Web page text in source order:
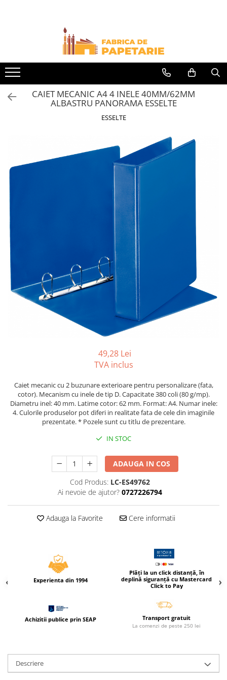
Toate Produsele
Hartie si articole din hartie
Hartie pentru copiator si cartoane
Hartie color pentru copiator
Papetarie personalizata
Bloc Notes-uri spiralizate
Plicuri
Tipizate
Tipizate autocopiative
Tipizate autocopiative
personalizate
Tipizate offset
Tipizate offset personalizate
Registre
Rezerva cub notes
Caiete A4
Produse si rechizite scolare
Caiete si produse din hartie
Caiete incepatori Tip I, II, III
Hartie creponata
Vocabulare
Acuarele, guase, tempera si
Accesorii pictura
Creioane colorate
Creioane mecanice si rezerve
CAIET MECANIC A4 4 INELE 40MM/62MM
ALBASTRU PANORAMA ESSELTE
ESSELTE
49,28 Lei
TVA inclus
Caiet mecanic cu 2 buzunare exterioare pentru personalizare (fata,
cotor). Mecanism cu inele de tip D. Capacitate 380 coli (80 g/mp).
Diametru inel: 40 mm. Latime cotor: 62 mm. Format: A4. Numar inele:
4. Culorile produselor pot diferi in realitate fata de cele din imaginile
prezentate. * Pozele sunt cu titlu de prezentare.
IN STOC
ADAUGA IN COS
Cod Produs: LC-ES49762
Ai nevoie de ajutor? 0727226794
Adauga la Favorite Cere informatii
Experienta din 1994
Plăți la un click distanță, în
deplină siguranță cu Mastercard
Click to Pay
Achizitii publice prin SEAP Transport gratuit
La comenzi de peste 250 lei
Descriere